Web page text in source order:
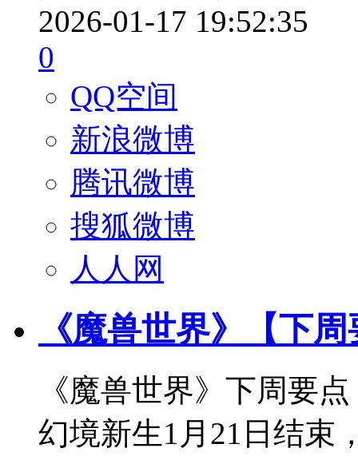
2026-01-17 19:52:35
0
QQ空间
新浪微博
腾讯微博
搜狐微博
人人网
《魔兽世界》【下
《魔兽世界》下周要
幻境新生1月21日结束